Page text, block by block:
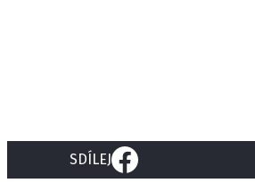
SDÍLEJ